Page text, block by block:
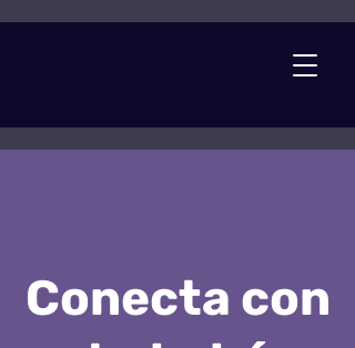
Conecta con